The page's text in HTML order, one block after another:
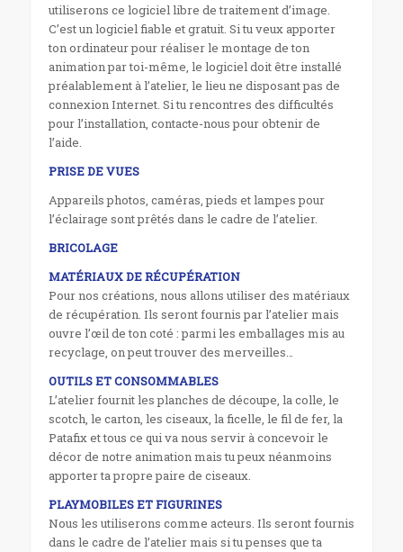
utiliserons ce logiciel libre de traitement d’image.
C’est un logiciel fiable et gratuit. Si tu veux apporter
ton ordinateur pour réaliser le montage de ton
animation par toi-même, le logiciel doit être installé
préalablement à l’atelier, le lieu ne disposant pas de
connexion Internet. Si tu rencontres des difficultés
pour l’installation, contacte-nous pour obtenir de
l’aide.
PRISE DE VUES
Appareils photos, caméras, pieds et lampes pour
l’éclairage sont prêtés dans le cadre de l’atelier.
BRICOLAGE
MATÉRIAUX DE RÉCUPÉRATION
Pour nos créations, nous allons utiliser des matériaux
de récupération. Ils seront fournis par l’atelier mais
ouvre l’œil de ton coté : parmi les emballages mis au
recyclage, on peut trouver des merveilles…
OUTILS ET CONSOMMABLES
L’atelier fournit les planches de découpe, la colle, le
scotch, le carton, les ciseaux, la ficelle, le fil de fer, la
Patafix et tous ce qui va nous servir à concevoir le
décor de notre animation mais tu peux néanmoins
apporter ta propre paire de ciseaux.
PLAYMOBILES ET FIGURINES
Nous les utiliserons comme acteurs. Ils seront fournis
dans le cadre de l’atelier mais si tu penses que ta